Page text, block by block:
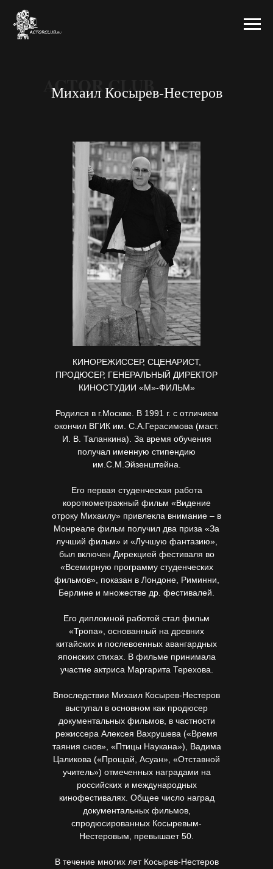
ACTOR CLUB
Михаил Косырев-Нестеров
КИНОРЕЖИССЕР, СЦЕНАРИСТ,
ПРОДЮСЕР, ГЕНЕРАЛЬНЫЙ ДИРЕКТОР
КИНОСТУДИИ «М»-ФИЛЬМ»
Родился в г.Москве. В 1991 г. с отличием
окончил ВГИК им. С.А.Герасимова (маст.
И. В. Таланкина). За время обучения
получал именную стипендию
им.С.М.Эйзенштейна.
Его первая студенческая работа
короткометражный фильм «Видение
отроку Михаилу» привлекла внимание – в
Монреале фильм получил два приза «За
лучший фильм» и «Лучшую фантазию»,
был включен Дирекцией фестиваля во
«Всемирную программу студенческих
фильмов», показан в Лондоне, Риминни,
Берлине и множестве др. фестивалей.
Его дипломной работой стал фильм
«Тропа», основанный на древних
китайских и послевоенных авангардных
японских стихах. В фильме принимала
участие актриса Маргарита Терехова.
Впоследствии Михаил Косырев-Нестеров
выступал в основном как продюсер
документальных фильмов, в частности
режиссера Алексея Вахрушева («Время
таяния снов», «Птицы Наукана»), Вадима
Цаликова («Прощай, Асуан», «Отставной
учитель») отмеченных наградами на
российских и международных
кинофестивалях. Общее число наград
документальных фильмов,
спродюсированных Косыревым-
Нестеровым, превышает 50.
В течение многих лет Косырев-Нестеров